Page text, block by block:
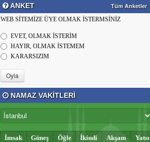
ANKET Tüm Anketler
WEB SİTEMİZE ÜYE OLMAK İSTERMSİNİZ
EVET, OLMAK İSTERİM
HAYIR, OLMAK İSTEMEM
KARARSIZIM
NAMAZ VAKİTLERİ
İmsak Güneş Öğle İkindi Akşam Yatsı